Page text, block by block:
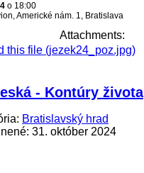
o 18:00
Americké nám. 1, Bratislava
Attachments:
- Kontúry života
Bratislavský hrad
31. október 2024